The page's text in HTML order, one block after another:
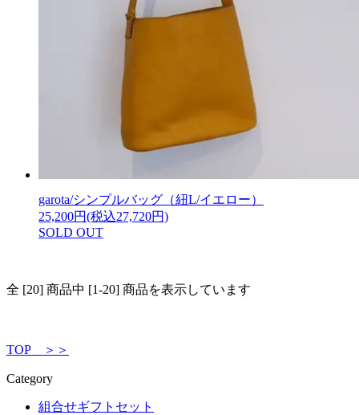
garota/シンプルバッグ（紐L/イエロー）
25,200円(税込27,720円)
SOLD OUT
全 [20] 商品中 [1-20] 商品を表示しています
TOP ＞＞
Category
組合せギフトセット